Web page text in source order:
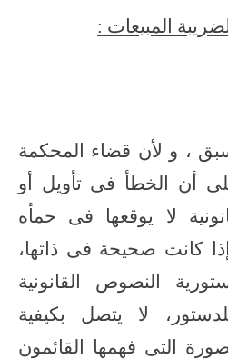
المبيعات :
، و لأن قضاء المحكمة
أن الخطأ فى تأويل أو
لا يوقعها فى حمأه
إذا كانت صحيحة فى ذاتها،
النصوص القانونية
لا يتصل بكيفية
التى فهمها القائمون